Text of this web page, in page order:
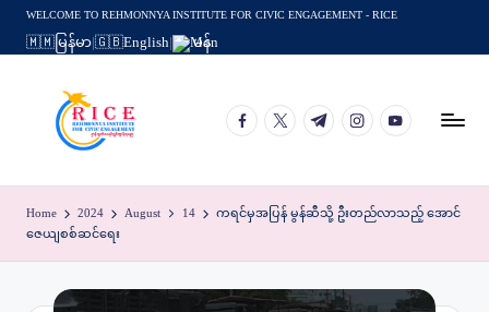
Skip
WELCOME TO REHMONNYA INSTITUTE FOR CIVIC ENGAGEMENT - RICE
🇲🇲 မြန်မာ|🇬🇧English| မန်
facebook.com
twitter.com
t.me instagram.com
youtube.com
Home 2024 August 14
ကရင်မှအပြန် မွန်ဆီသို့ ဦးတည်လာသည့် အောင်
ဇေယျစစ်ဆင်ရေး